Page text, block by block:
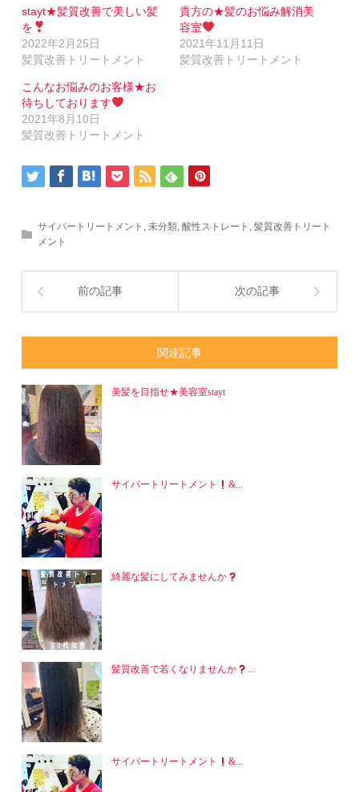
ィ
ン
ウ
で
開
ま
す)
リ
ッ
し
て
く
さ
い
(新
し
い
ウ
ド
ウ
で
す)
stayt★髪質改善で美しい髪
を
2022年2月25日
髪質改善トリートメント
貴方の★髪のお悩み解消美
容室
2021年11月11日
髪質改善トリートメント
こんなお悩みのお客様★お
待ちしております
2021年8月10日
髪質改善トリートメント
サイバートリートメント ,未分類,酸性ストレート ,髪質改善トリート
メント
前の記事 次の記事
関連記事
美髪を目指せ★美容室stayt
サイバートリートメント &...
綺麗な髪にしてみませんか
髪質改善で若くなりませんか ...
サイバートリートメント &...